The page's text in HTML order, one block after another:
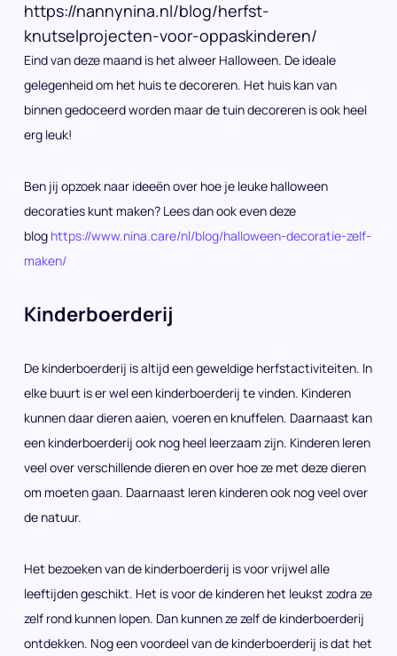
https://nannynina.nl/blog/herfst-
knutselprojecten-voor-oppaskinderen/
Eind van deze maand is het alweer Halloween. De ideale
gelegenheid om het huis te decoreren. Het huis kan van
binnen gedoceerd worden maar de tuin decoreren is ook heel
erg leuk!
Ben jij opzoek naar ideeën over hoe je leuke halloween
decoraties kunt maken? Lees dan ook even deze
blog https://www.nina.care/nl/blog/halloween-decoratie-zelf-
maken/
Kinderboerderij
De kinderboerderij is altijd een geweldige herfstactiviteiten. In
elke buurt is er wel een kinderboerderij te vinden. Kinderen
kunnen daar dieren aaien, voeren en knuffelen. Daarnaast kan
een kinderboerderij ook nog heel leerzaam zijn. Kinderen leren
veel over verschillende dieren en over hoe ze met deze dieren
om moeten gaan. Daarnaast leren kinderen ook nog veel over
de natuur.
Het bezoeken van de kinderboerderij is voor vrijwel alle
leeftijden geschikt. Het is voor de kinderen het leukst zodra ze
zelf rond kunnen lopen. Dan kunnen ze zelf de kinderboerderij
ontdekken. Nog een voordeel van de kinderboerderij is dat het